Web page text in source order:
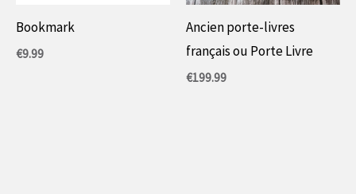
Bookmark
€9.99
Ancien porte-livres
français ou Porte Livre
€199.99